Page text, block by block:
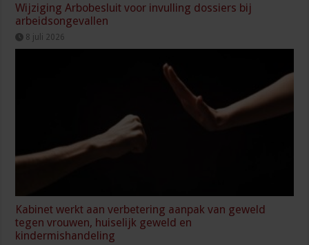
Wijziging Arbobesluit voor invulling dossiers bij
arbeidsongevallen
8 juli 2026
Kabinet werkt aan verbetering aanpak van geweld
tegen vrouwen, huiselijk geweld en
kindermishandeling